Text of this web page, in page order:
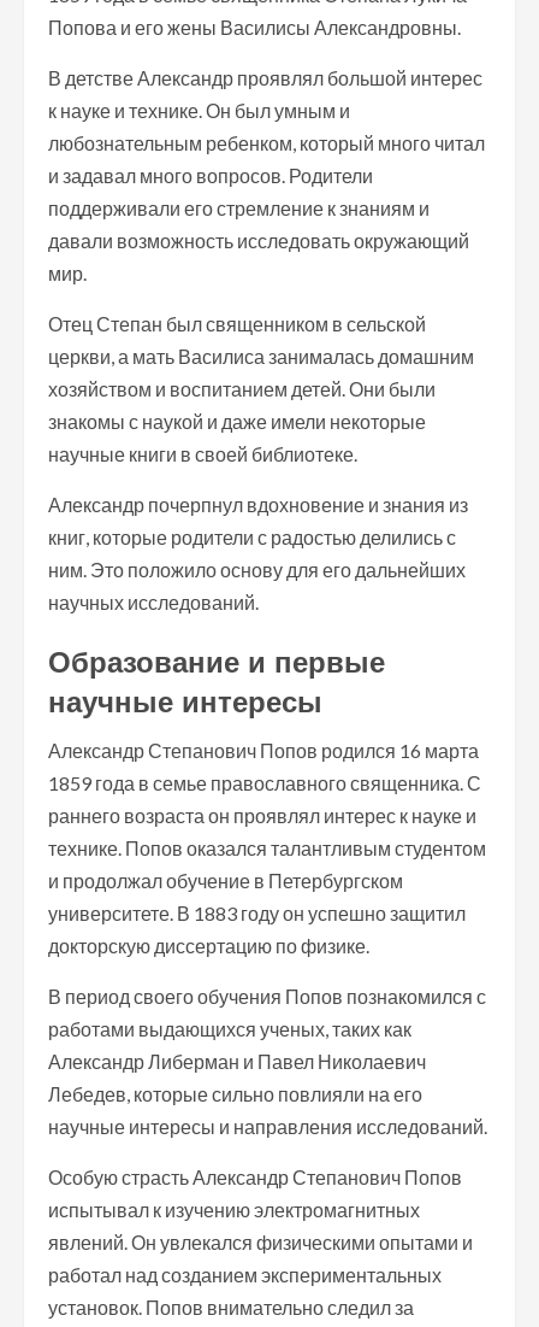
Попова и его жены Василисы Александровны.
В детстве Александр проявлял большой интерес
к науке и технике. Он был умным и
любознательным ребенком, который много читал
и задавал много вопросов. Родители
поддерживали его стремление к знаниям и
давали возможность исследовать окружающий
мир.
Отец Степан был священником в сельской
церкви, а мать Василиса занималась домашним
хозяйством и воспитанием детей. Они были
знакомы с наукой и даже имели некоторые
научные книги в своей библиотеке.
Александр почерпнул вдохновение и знания из
книг, которые родители с радостью делились с
ним. Это положило основу для его дальнейших
научных исследований.
Образование и первые
научные интересы
Александр Степанович Попов родился 16 марта
1859 года в семье православного священника. С
раннего возраста он проявлял интерес к науке и
технике. Попов оказался талантливым студентом
и продолжал обучение в Петербургском
университете. В 1883 году он успешно защитил
докторскую диссертацию по физике.
В период своего обучения Попов познакомился с
работами выдающихся ученых, таких как
Александр Либерман и Павел Николаевич
Лебедев, которые сильно повлияли на его
научные интересы и направления исследований.
Особую страсть Александр Степанович Попов
испытывал к изучению электромагнитных
явлений. Он увлекался физическими опытами и
работал над созданием экспериментальных
установок. Попов внимательно следил за